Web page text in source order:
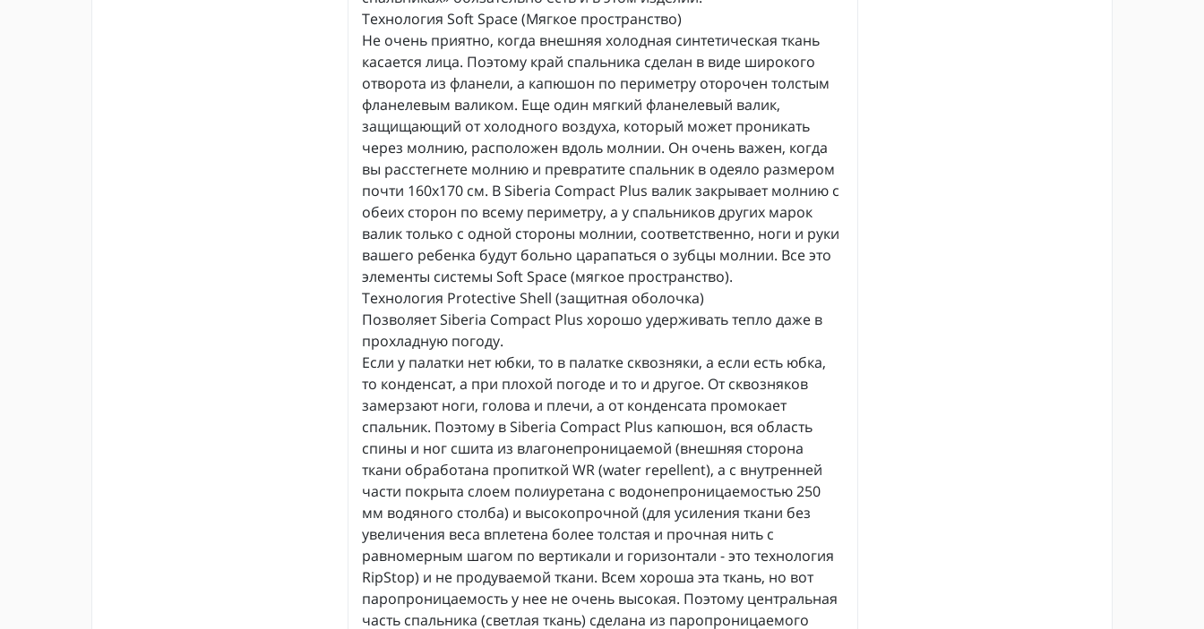
Технология Soft Space (Мягкое пространство)
Не очень приятно, когда внешняя холодная синтетическая ткань
касается лица. Поэтому край спальника сделан в виде широкого
отворота из фланели, а капюшон по периметру оторочен толстым
фланелевым валиком. Еще один мягкий фланелевый валик,
защищающий от холодного воздуха, который может проникать
через молнию, расположен вдоль молнии. Он очень важен, когда
вы расстегнете молнию и превратите спальник в одеяло размером
почти 160х170 см. В Siberia Compact Plus валик закрывает молнию с
обеих сторон по всему периметру, а у спальников других марок
валик только с одной стороны молнии, соответственно, ноги и руки
вашего ребенка будут больно царапаться о зубцы молнии. Все это
элементы системы Soft Space (мягкое пространство).
Технология Protective Shell (защитная оболочка)
Позволяет Siberia Compact Plus хорошо удерживать тепло даже в
прохладную погоду.
Если у палатки нет юбки, то в палатке сквозняки, а если есть юбка,
то конденсат, а при плохой погоде и то и другое. От сквозняков
замерзают ноги, голова и плечи, а от конденсата промокает
спальник. Поэтому в Siberia Compact Plus капюшон, вся область
спины и ног сшита из влагонепроницаемой (внешняя сторона
ткани обработана пропиткой WR (water repellent), а с внутренней
части покрыта слоем полиуретана с водонепроницаемостью 250
мм водяного столба) и высокопрочной (для усиления ткани без
увеличения веса вплетена более толстая и прочная нить с
равномерным шагом по вертикали и горизонтали - это технология
RipStop) и не продуваемой ткани. Всем хороша эта ткань, но вот
паропроницаемость у нее не очень высокая. Поэтому центральная
часть спальника (светлая ткань) сделана из паропроницаемого